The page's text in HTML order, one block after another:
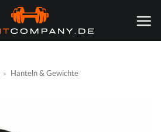
» Hanteln & Gewichte